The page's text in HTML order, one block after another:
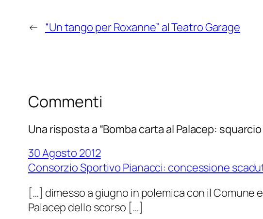
← “Un tango per Roxanne” al Teatro Garage
Commenti
Una risposta a “Bomba carta al Palacep:
30 Agosto 2012
Consorzio Sportivo Pianacci: concessione
[…] dimesso a giugno in polemica con il
Palacep dello scorso […]